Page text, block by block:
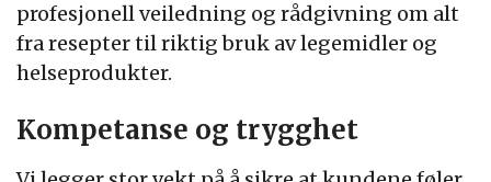
profesjonell veiledning og rådgivning om alt
fra resepter til riktig bruk av legemidler og
helseprodukter.
Kompetanse og trygghet